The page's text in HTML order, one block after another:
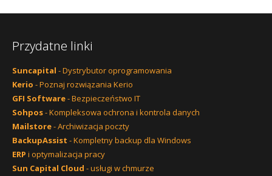
Przydatne linki
Suncapital - Dystrybutor oprogramowania
Kerio - Poznaj rozwiązania Kerio
GFI Software- Bezpieczeństwo IT
Sohpos- Kompleksowa ochrona i kontrola danych
Mailstore- Archiwizacja poczty
BackupAssist - Kompletny backup dla Windows
ERP i optymalizacja pracy
Sun Capital Cloud - usługi w chmurze